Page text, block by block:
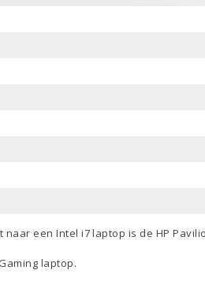
naar eenIntel i7 laptop is de HP
laptop.